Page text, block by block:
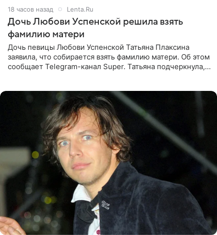
18 часов назад Lenta.Ru
Дочь Любови Успенской решила взять
фамилию матери
Дочь певицы Любови Успенской Татьяна Плаксина
заявила, что собирается взять фамилию матери. Об этом
сообщает Telegram-канал Super. Татьяна подчеркнула,